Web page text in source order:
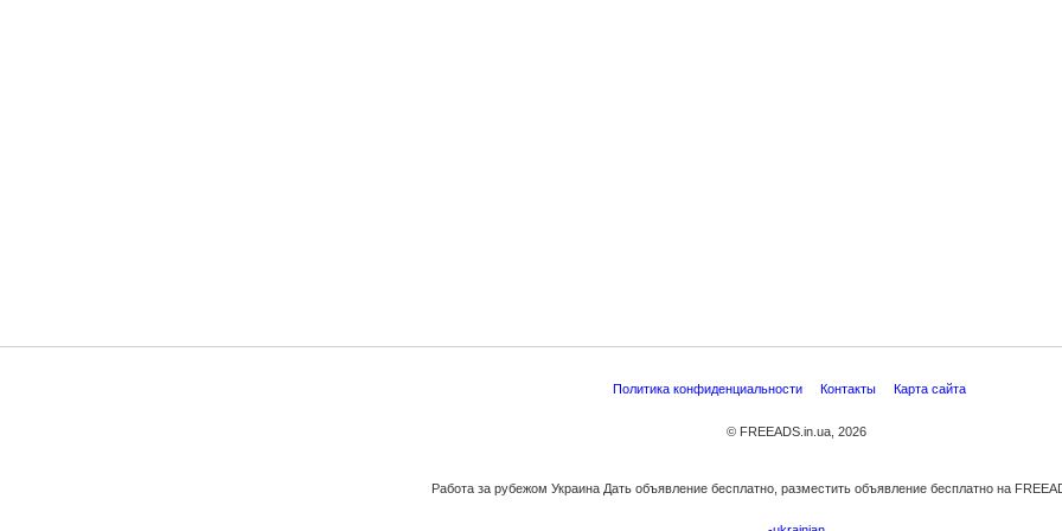
Политика конфиденциальности Контакты Карта сайта
© FREEADS.in.ua, 2026
Работа за рубежом Украина Дать объявление бесплатно, разместить объявление бесплатно на